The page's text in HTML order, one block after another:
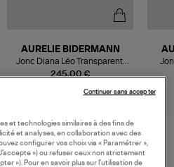
245,00 €
AURELIE BIDERMANN
Jonc Diana Léo Transparent,
Exclusivité Lulli
VUS
et technologies similaires à des fins de
et analyses, en collaboration avec des
configurer vos choix via « Paramétrer »,
») ou refuser ceux non strictement
»). Pour en savoir plus sur l’utilisation de
Continuer sans accepter